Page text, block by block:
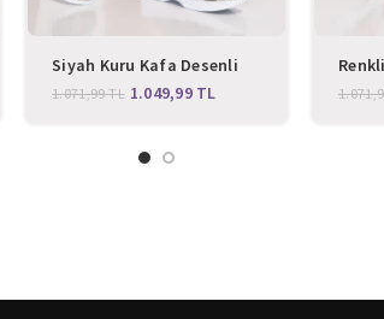
Siyah Kuru Kafa Desenli
Klasik Sabo Terlik
1.071,99TL 1.049,99 TL